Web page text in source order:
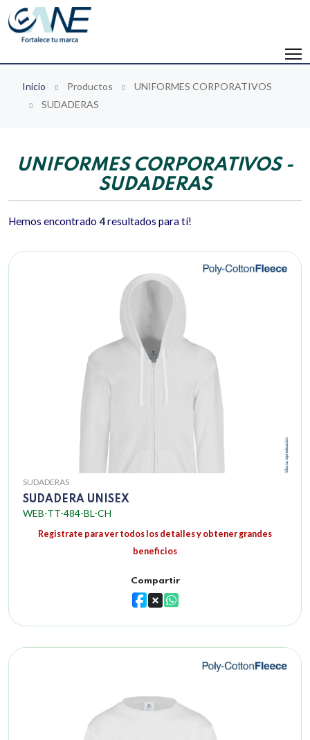
Inicio Productos
UNIFORMES CORPORATIVOS
SUDADERAS
UNIFORMES CORPORATIVOS -
SUDADERAS
Hemos encontrado 4resultados para tí!
SUDADERAS
SUDADERA UNISEX
WEB-TT-484-BL-CH
Registrate para ver todos los detalles y obtener grandes
beneficios
Compartir